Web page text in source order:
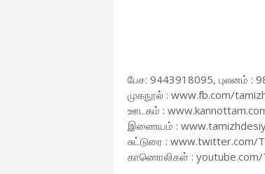
பேச: 9443918095, புலனம் :
முகநூல் : www.fb.com/
ஊடகம் :
இணையம் :
சுட்டுரை : www.twitter.com/
காணொலிகள் : youtube.com/